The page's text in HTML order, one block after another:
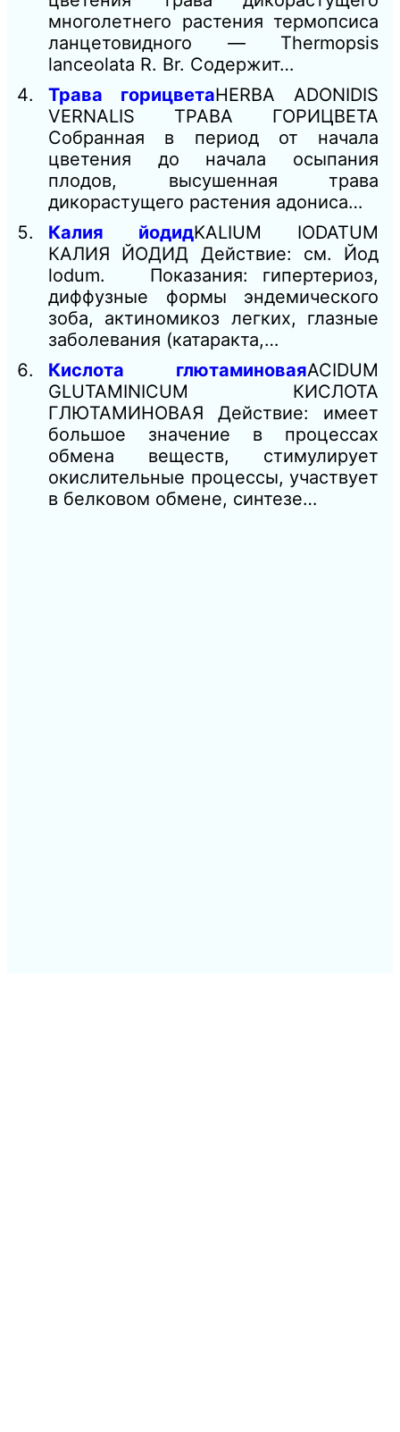
многолетнего растения термопсиса
ланцетовидного — Thermopsis
lanceolata R. Br. Содержит…
Трава горицветаHERBA ADONIDIS
VERNALIS ТРАВА ГОРИЦВЕТА
Собранная в период от начала
цветения до начала осыпания
плодов, высушенная трава
дикорастущего растения адониса…
Калия йодидKALIUM IODATUM
КАЛИЯ ЙОДИД Действие: см. Йод
lodum. Показания: гипертериоз,
диффузные формы эндемического
зоба, актиномикоз легких, глазные
заболевания (катаракта,…
Кислота глютаминоваяACIDUM
GLUTAMINICUM КИСЛОТА
ГЛЮТАМИНОВАЯ Действие: имеет
большое значение в процессах
обмена веществ, стимулирует
окислительные процессы, участвует
в белковом обмене, синтезе…